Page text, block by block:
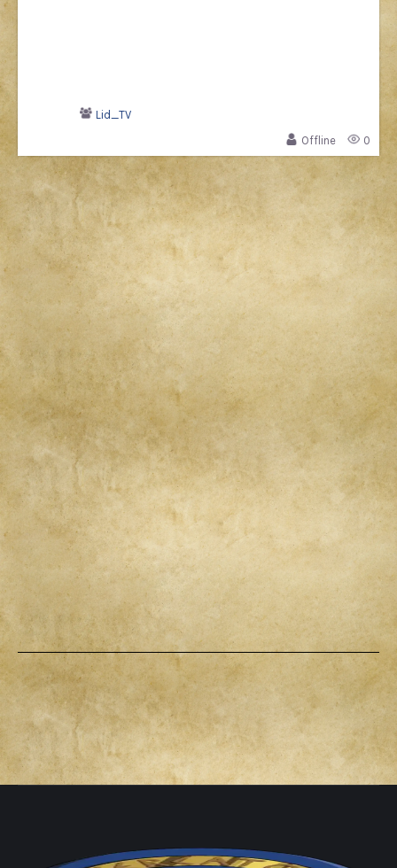
Lid_TV
Offline
0